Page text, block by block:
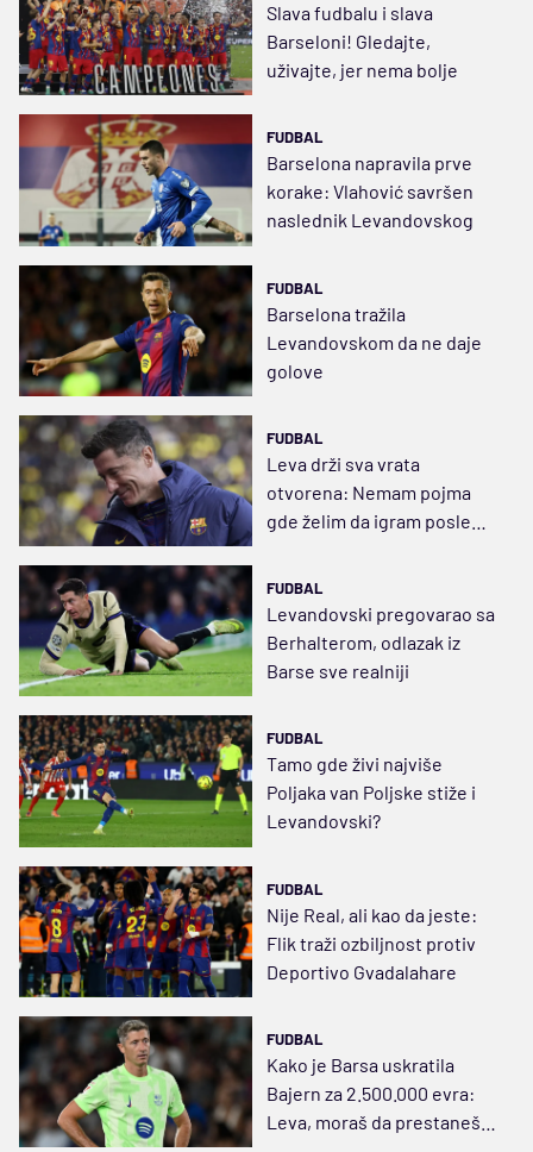
Slava fudbalu i slava
Barseloni! Gledajte,
uživajte, jer nema bolje
FUDBAL
Barselona napravila prve
korake: Vlahović savršen
naslednik Levandovskog
FUDBAL
Barselona tražila
Levandovskom da ne daje
golove
FUDBAL
Leva drži sva vrata
otvorena: Nemam pojma
gde želim da igram posle
FUDBAL
Levandovski pregovarao sa
Berhalterom, odlazak iz
Barse sve realniji
FUDBAL
Tamo gde živi najviše
Poljaka van Poljske stiže i
Levandovski?
FUDBAL
Nije Real, ali kao da jeste:
Flik traži ozbiljnost protiv
Deportivo Gvadalahare
FUDBAL
Kako je Barsa uskratila
Bajern za 2.500.000 evra:
Leva, moraš da prestaneš